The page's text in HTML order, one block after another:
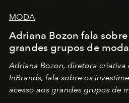
MODA
Adriana Bozon fala
grandes grupos de moda
Adriana Bozon, diretora
InBrands, fala sobre os
acesso aos grandes grupos de